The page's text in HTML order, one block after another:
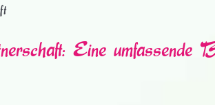
Eine umfassende